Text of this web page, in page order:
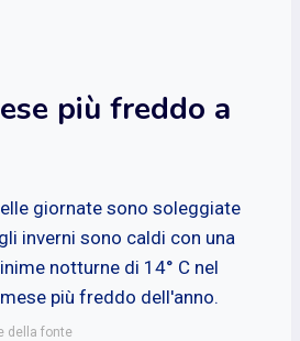
più freddo a
giornate sono soleggiate
inverni sono caldi con una
notturne di 14° C nel
più freddo dell'anno.
della fonte